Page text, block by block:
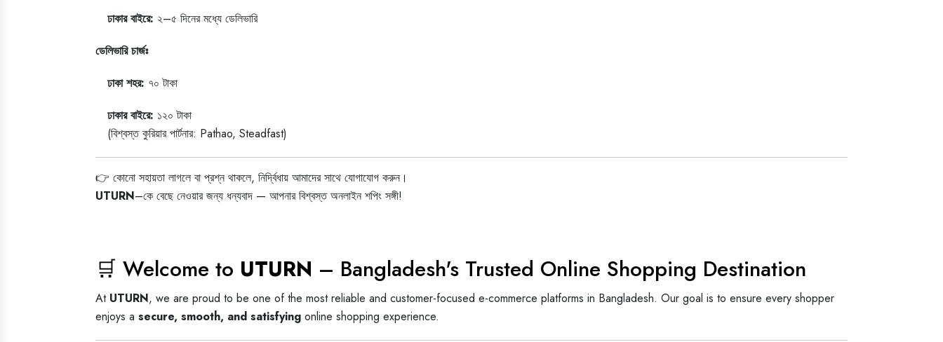
ঢাকার বাইরে: ২–৫ দিনের মধ্যে ডেলিভারি
ডেলিভারি চার্জঃ
ঢাকা শহর: ৭০ টাকা
ঢাকার বাইরে: ১২০ টাকা
(বিশ্বস্ত কুরিয়ার পার্টনার: Pathao, Steadfast)
👉 কোনো সহায়তা লাগলে বা প্রশ্ন থাকলে, নির্দ্বিধায় আমাদের সাথে যোগাযোগ করুন।
UTURN–কে বেছে নেওয়ার জন্য ধন্যবাদ — আপনার বিশ্বস্ত অনলাইন শপিং সঙ্গী!
🛒 Welcome to UTURN – Bangladesh's Trusted Online Shopping Destination
At UTURN, we are proud to be one of the most reliable and customer-focused e-commerce platforms in Bangladesh. Our goal is to ensure every shopper
enjoys a secure, smooth, and satisfying online shopping experience.